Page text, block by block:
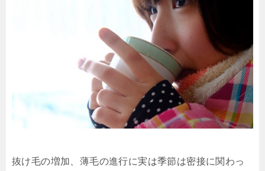
抜け毛の増加、薄毛の進行に実は季節は密接に関わっ